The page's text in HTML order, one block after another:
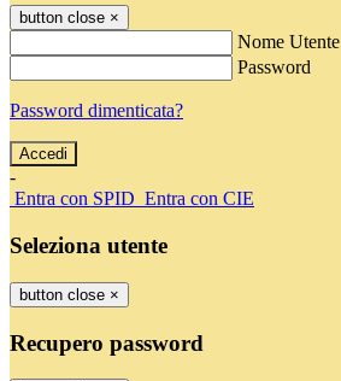
button close ×
Nome Utente
Password
Password dimenticata?
-
Entra con SPID Entra con CIE
Seleziona utente
button close ×
Recupero password